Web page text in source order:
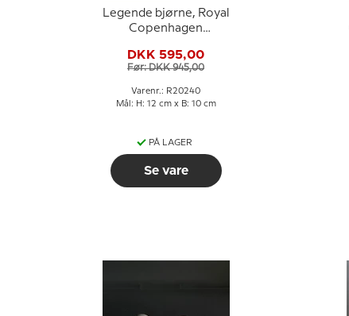
Legende bjørne, Royal
Copenhagen
20240
DKK 595,00
Før: DKK 945,00
Varenr.: R20240
Mål: H: 12 cm x B: 10 cm
PÅ LAGER
Se vare